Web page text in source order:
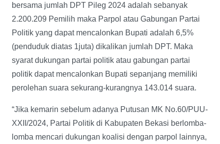
bersama jumlah DPT Pileg 2024 adalah sebanyak
2.200.209 Pemilih maka Parpol atau Gabungan Partai
Politik yang dapat mencalonkan Bupati adalah 6,5%
(penduduk diatas 1juta) dikalikan jumlah DPT. Maka
syarat dukungan partai politik atau gabungan partai
politik dapat mencalonkan Bupati sepanjang memiliki
perolehan suara sekurang-kurangnya 143.014 suara.
“Jika kemarin sebelum adanya Putusan MK No.60/PUU-
XXII/2024, Partai Politik di Kabupaten Bekasi berlomba-
lomba mencari dukungan koalisi dengan parpol lainnya,